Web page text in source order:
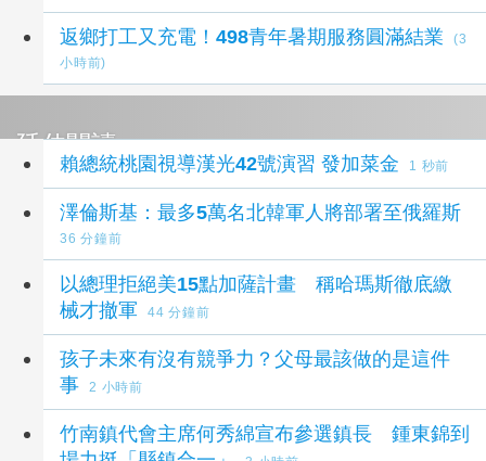
返鄉打工又充電！498青年暑期服務圓滿結業
(3
小時前)
延伸閱讀
賴總統桃園視導漢光42號演習 發加菜金 1 秒前
澤倫斯基：最多5萬名北韓軍人將部署至俄羅斯
36 分鐘前
以總理拒絕美15點加薩計畫 稱哈瑪斯徹底繳
械才撤軍
44 分鐘前
孩子未來有沒有競爭力？父母最該做的是這件
事
2 小時前
竹南鎮代會主席何秀綿宣布參選鎮長 鍾東錦到